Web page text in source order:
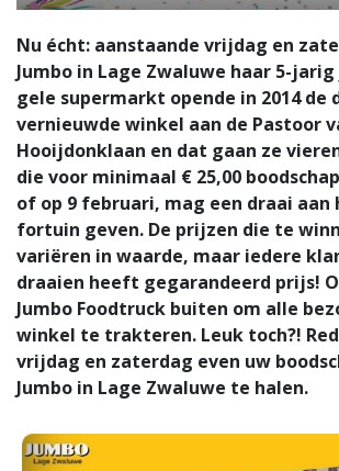
Nu écht: aanstaande vrijdag en
Jumbo in Lage Zwaluwe haar 5-
gele supermarkt opende in 2014 de
vernieuwde winkel aan de Pastoor
Hooijdonklaan en dat gaan ze
die voor minimaal € 25,00
of op 9 februari, mag een draai aan
fortuin geven. De prijzen die te
variëren in waarde, maar iedere
draaien heeft gegarandeerd prijs!
Jumbo Foodtruck buiten om alle
winkel te trakteren. Leuk toch?!
vrijdag en zaterdag even uw
Jumbo in Lage Zwaluwe te halen.